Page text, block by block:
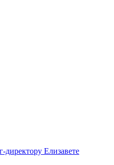
директору Елизавете